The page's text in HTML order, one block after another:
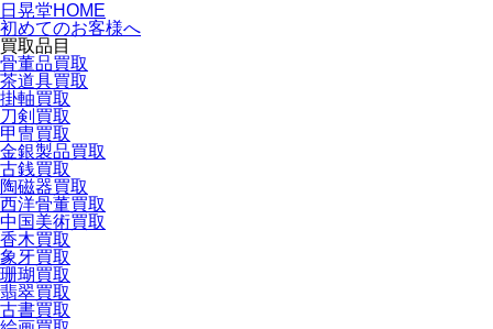
日晃堂HOME
初めてのお客様へ
買取品目
骨董品買取
茶道具買取
掛軸買取
刀剣買取
甲冑買取
金銀製品買取
古銭買取
陶磁器買取
西洋骨董買取
中国美術買取
香木買取
象牙買取
珊瑚買取
翡翠買取
古書買取